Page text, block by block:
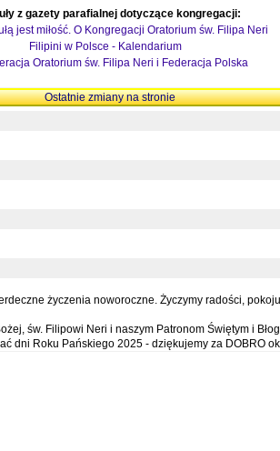
z gazety parafialnej dotyczące kongregacji:
jest miłość. O Kongregacji Oratorium św. Filipa Neri
Filipini w Polsce - Kalendarium
Oratorium św. Filipa Neri i Federacja Polska
Ostatnie zmiany na stronie
życzenia noworoczne. Życzymy radości,
św. Filipowi Neri i naszym Patronom Świętym i
dni Roku Pańskiego 2025 - dziękujemy za DOBRO